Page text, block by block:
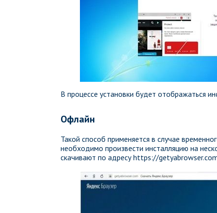
В процессе установки будет отображаться
Офлайн
Такой способ применяется в случае
необходимо произвести инсталляцию на
скачивают по адресу https://